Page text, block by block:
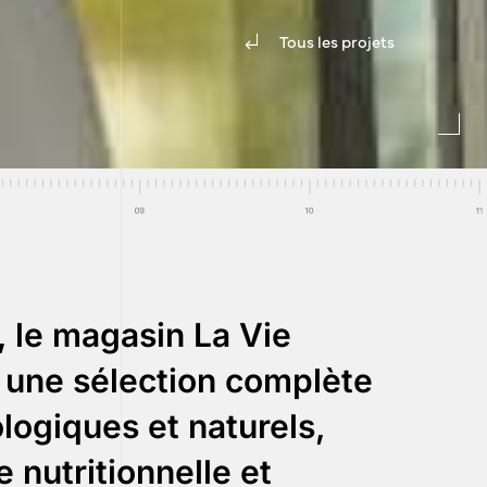
Tous les projets
le magasin La Vie
sélection complète
et naturels,
nutritionnelle et